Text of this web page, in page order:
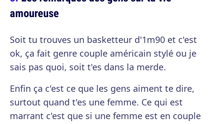
amoureuse
Soit tu trouves un basketteur d'1m90 et c'est
ok, ça fait genre couple américain stylé ou je
sais pas quoi, soit t'es dans la merde.
Enfin ça c'est ce que les gens aiment te dire,
surtout quand t'es une femme. Ce qui est
marrant c'est que si une femme est en couple